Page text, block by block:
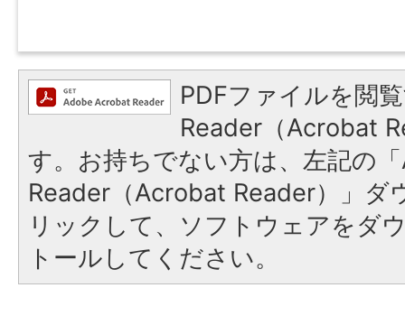
PDFファイルを閲
Reader（Acrobat
す。お持ちでない方は、左記の
Reader（Acrobat Reader）」ダ
リックして、ソフトウェアをダ
トールしてください。